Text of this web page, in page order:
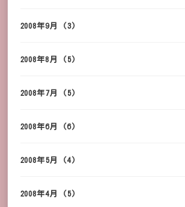
2008年9月 (3)
2008年8月 (5)
2008年7月 (5)
2008年6月 (6)
2008年5月 (4)
2008年4月 (5)